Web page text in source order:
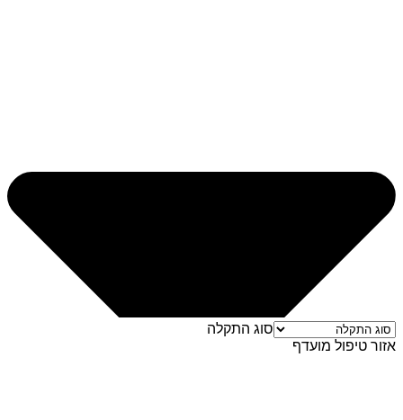
סוג התקלה
אזור טיפול מועדף